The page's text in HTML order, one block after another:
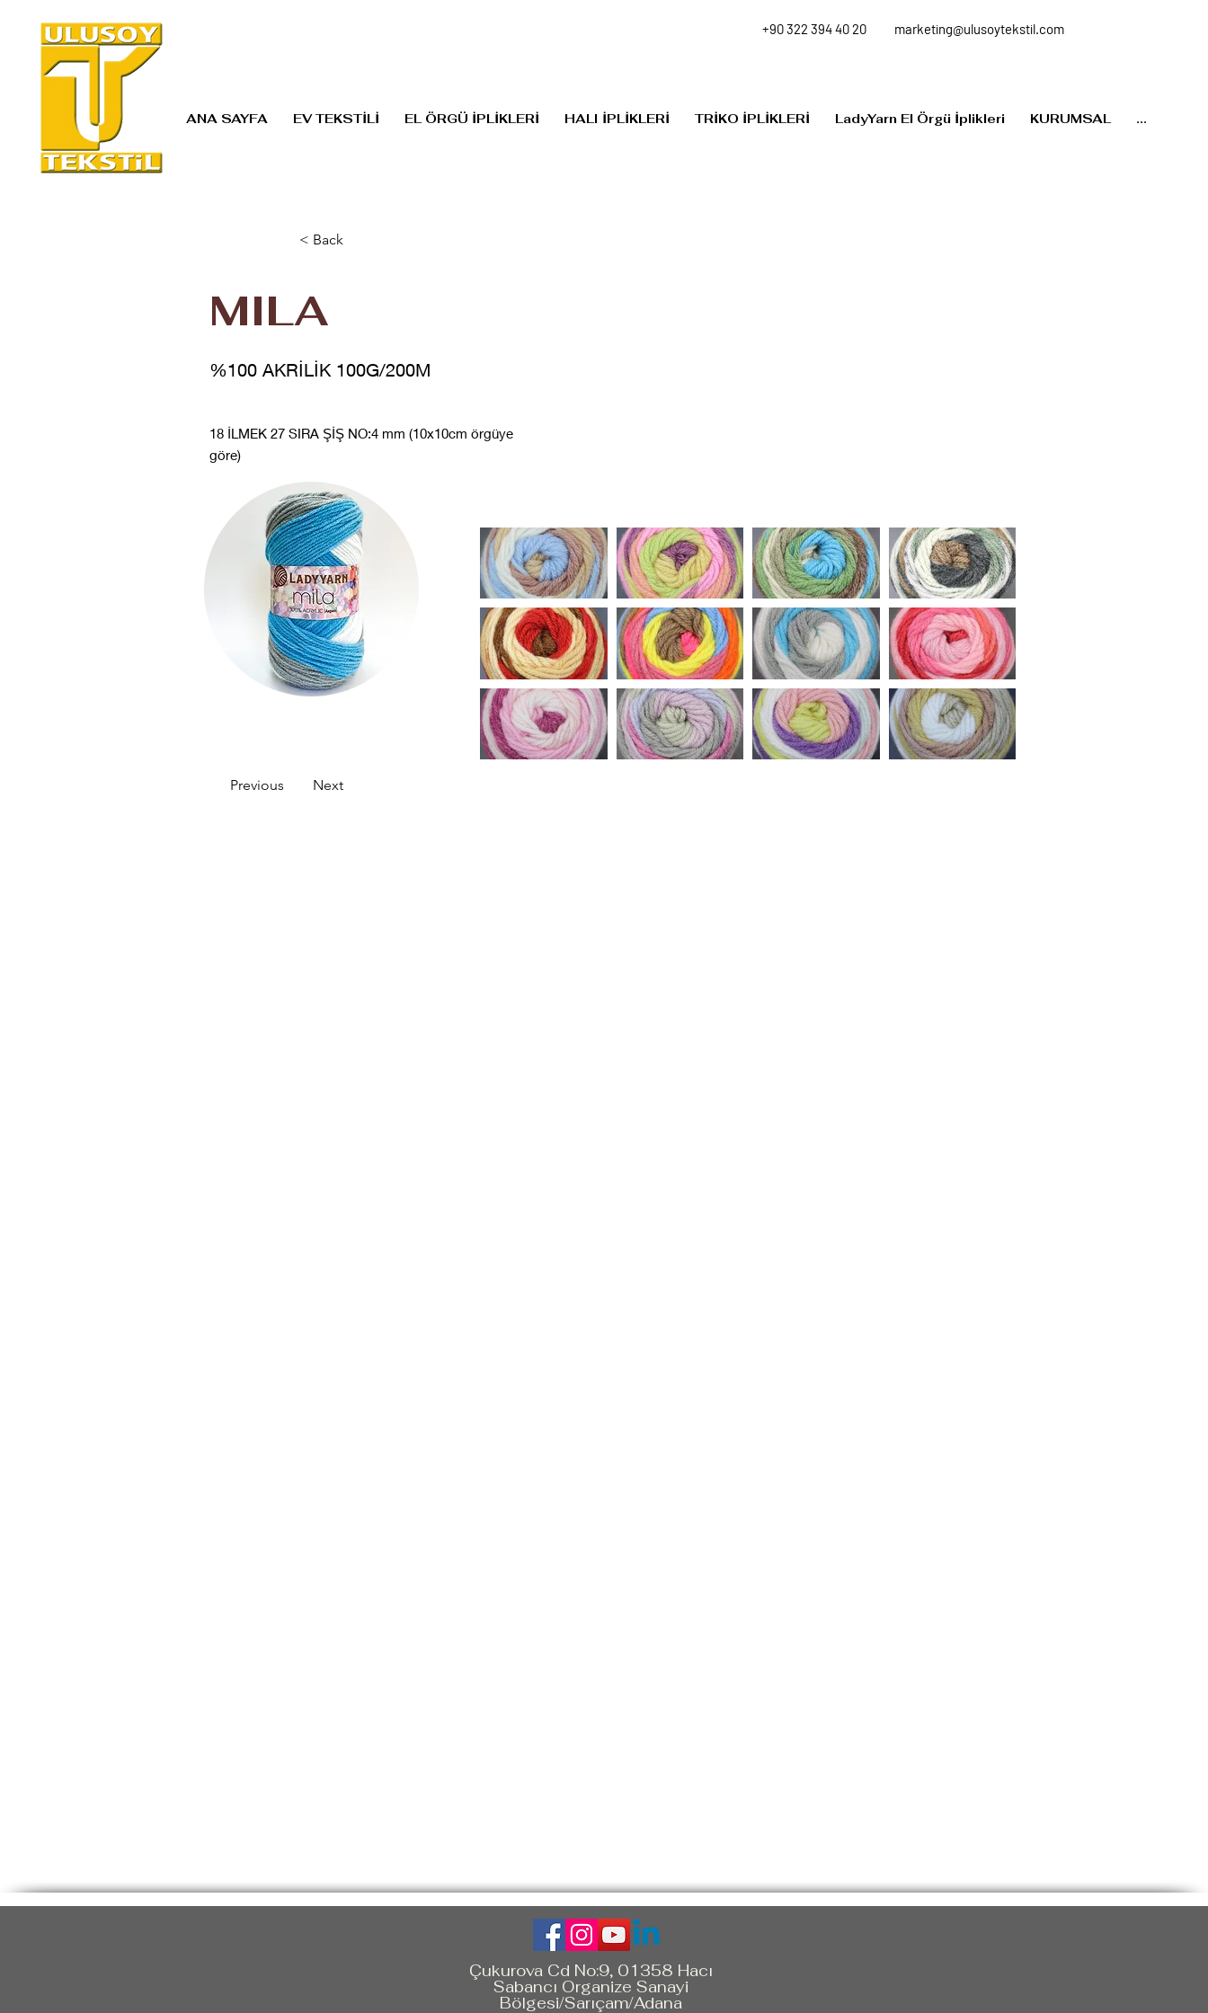
+90 322 394 40 20 marketing@ulusoytekstil.com
ANA SAYFA EV TEKSTİLİ EL ÖRGÜ İPLİKLERİ HALI İPLİKLERİ TRİKO İPLİKLERİ LadyYarn El Örgü İplikleri KURUMSAL ...
< Back
MILA
%100 AKRİLİK 100G/200M
Previous Next
18 İLMEK 27 SIRA ŞİŞ NO:4 mm (10x10cm örgüye
göre)
Çukurova Cd No:9, 01358 Hacı
Sabancı Organize Sanayi
Bölgesi/Sarıçam/Adana